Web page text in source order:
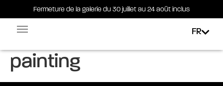
Fermeture de la galerie du 30 juillet au 24 août inclus
Fermeture de la galerie du 30 juillet au 24 août inclus
FR
Étiquette :
painting